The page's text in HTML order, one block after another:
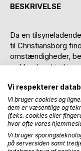
BESKRIVELSE
Da en
til Christiansborg
omstændigheder,
rækker langt ind i
et isoleret
skjult administrativ
intern mekanisme,
fare.
Journalisten Freja
hurtigt, at nogen
Vi respekterer
Vi bruger cookies og
dem er væsentlige og
(f.eks. cookies eller
hvor ofte vores
Vi bruger
på serversiden samt